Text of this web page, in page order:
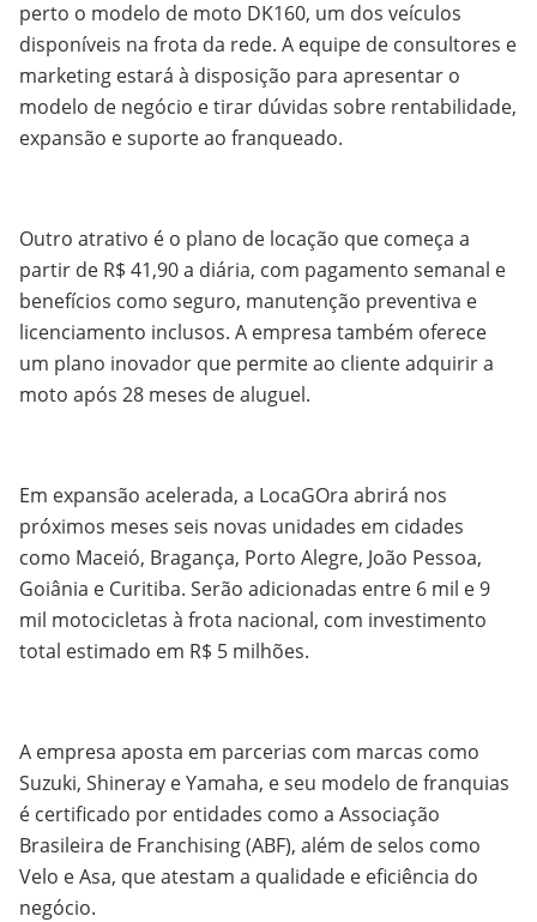
perto o modelo de moto DK160, um dos veículos
disponíveis na frota da rede. A equipe de consultores e
marketing estará à disposição para apresentar o
modelo de negócio e tirar dúvidas sobre rentabilidade,
expansão e suporte ao franqueado.
Outro atrativo é o plano de locação que começa a
partir de R$ 41,90 a diária, com pagamento semanal e
benefícios como seguro, manutenção preventiva e
licenciamento inclusos. A empresa também oferece
um plano inovador que permite ao cliente adquirir a
moto após 28 meses de aluguel.
Em expansão acelerada, a LocaGOra abrirá nos
próximos meses seis novas unidades em cidades
como Maceió, Bragança, Porto Alegre, João Pessoa,
Goiânia e Curitiba. Serão adicionadas entre 6 mil e 9
mil motocicletas à frota nacional, com investimento
total estimado em R$ 5 milhões.
A empresa aposta em parcerias com marcas como
Suzuki, Shineray e Yamaha, e seu modelo de franquias
é certificado por entidades como a Associação
Brasileira de Franchising (ABF), além de selos como
Velo e Asa, que atestam a qualidade e eficiência do
negócio.